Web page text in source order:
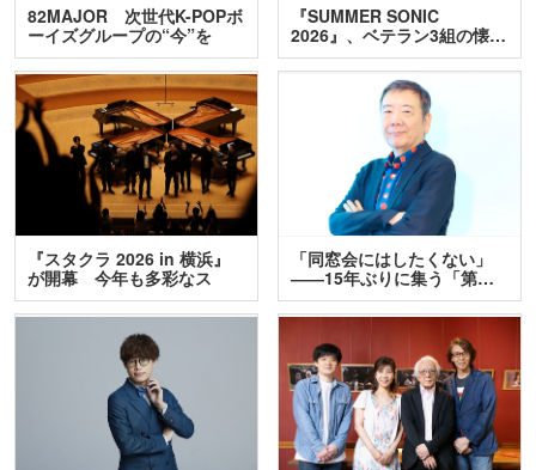
82MAJOR 次世代K-POPボ
ーイズグループの“今”を
訊…
『SUMMER SONIC
2026』、ベテラン3組の懐…
『スタクラ 2026 in 横浜』
が開幕 今年も多彩なス
テ…
「同窓会にはしたくない」
――15年ぶりに集う「第…